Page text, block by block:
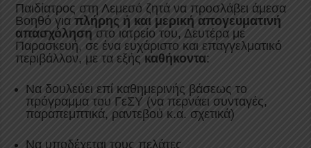
Παιδίατρος στη Λεμεσό ζητά να προσλάβει άμεσα
Βοηθό γιαπλήρης ή και μερική απογευματινή
απασχόληση στο ιατρείο του, Δευτέρα με
Παρασκευή, σε ένα ευχάριστο και επαγγελματικό
περιβάλλον, με τα εξής καθήκοντα:
Να δουλεύει επί καθημερινής βάσεως το
πρόγραμμα του ΓεΣΥ (να περνάει συνταγές,
παραπεμπτικά, ραντεβού κ.α. σχετικά)
Να υποδέχεται τους πελάτες